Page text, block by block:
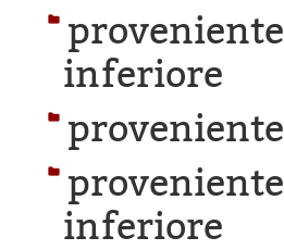
proveniente
inferiore
proveniente
inferiore